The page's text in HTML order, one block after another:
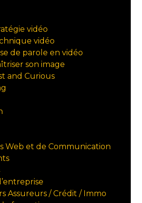
vidéo
vidéo
de parole en vidéo
son image
and Curious
Web et de Communication
Assureurs / Crédit / Immo